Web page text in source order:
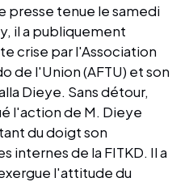
presse tenue le samedi
il a publiquement
crise par l'Association
de l'Union (AFTU) et son
Dieye. Sans détour,
l'action de M. Dieye
du doigt son
internes de la FITKD. Il a
l'attitude du